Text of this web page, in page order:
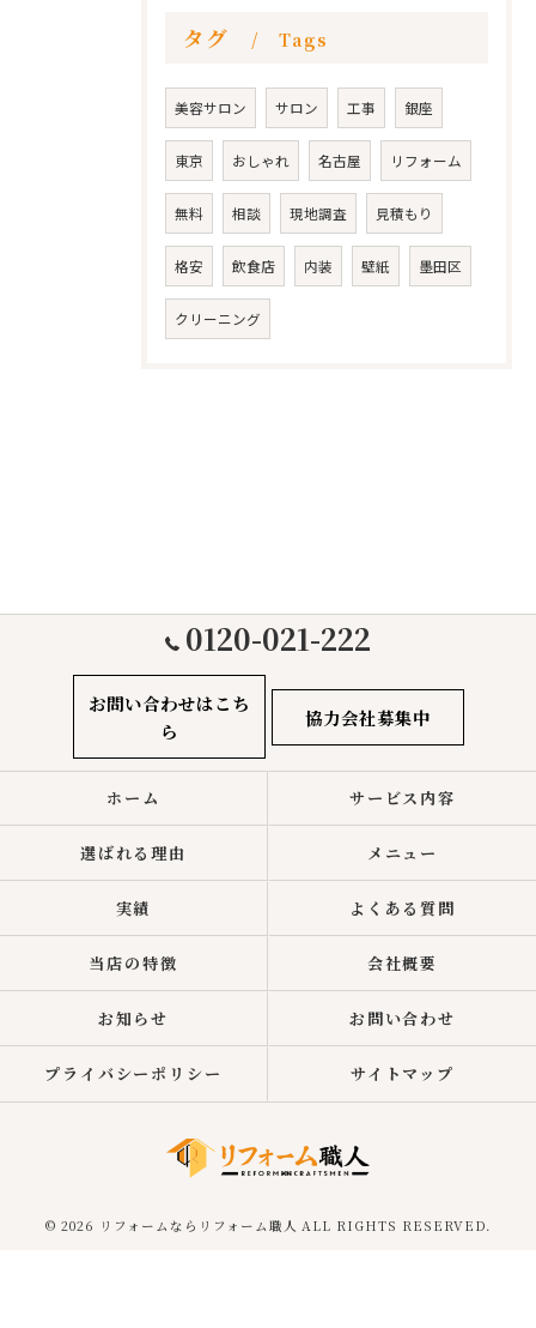
タグ Tags
美容サロン サロン 工事 銀座
東京 おしゃれ 名古屋 リフォーム
無料 相談 現地調査 見積もり
格安 飲食店 内装 壁紙 墨田区
クリーニング
0120-021-222
お問い合わせはこち
ら
協力会社募集中
ホーム サービス内容
選ばれる理由 メニュー
実績 よくある質問
当店の特徴 会社概要
お知らせ お問い合わせ
プライバシーポリシー サイトマップ
© 2026 リフォームならリフォーム職人 ALL RIGHTS RESERVED.